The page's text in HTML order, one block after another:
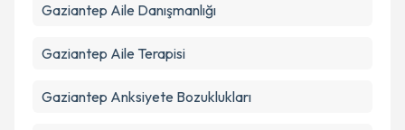
Gaziantep Aile Danışmanlığı
Gaziantep Aile Terapisi
Gaziantep Anksiyete Bozuklukları